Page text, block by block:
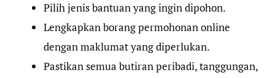
Pilih jenis bantuan yang ingin dipohon.
Lengkapkan borang permohonan online
dengan maklumat yang diperlukan.
Pastikan semua butiran peribadi, tanggungan,